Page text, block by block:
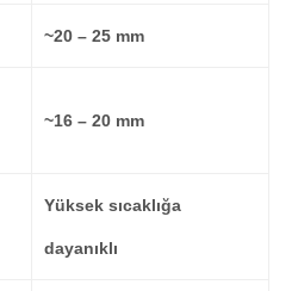
~20 – 25 mm
~16 – 20 mm
Yüksek sıcaklığa
dayanıklı